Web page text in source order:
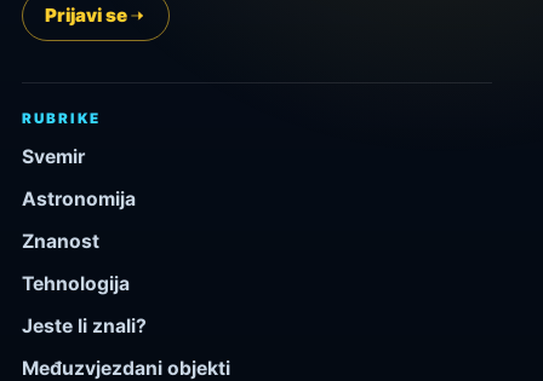
Prijavi se
RUBRIKE
Svemir
Astronomija
Znanost
Tehnologija
Jeste li znali?
Međuzvjezdani objekti